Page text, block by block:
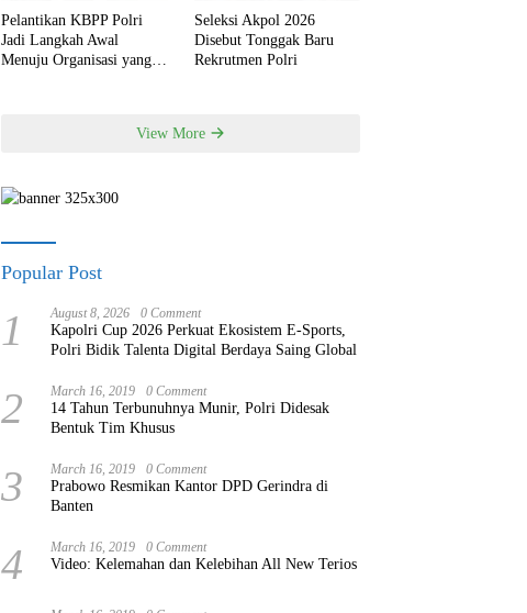
Pelantikan KBPP Polri
Jadi Langkah Awal
Menuju Organisasi yang
Seleksi Akpol 2026
Disebut Tonggak Baru
Rekrutmen Polri
View More
Popular Post
1 August 8, 2026 0 Comment
Kapolri Cup 2026 Perkuat Ekosistem E-Sports,
Polri Bidik Talenta Digital Berdaya Saing Global
2 March 16, 2019 0 Comment
14 Tahun Terbunuhnya Munir, Polri Didesak
Bentuk Tim Khusus
3 March 16, 2019 0 Comment
Prabowo Resmikan Kantor DPD Gerindra di
Banten
4 March 16, 2019 0 Comment
Video: Kelemahan dan Kelebihan All New Terios